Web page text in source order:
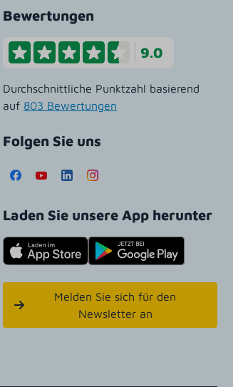
Bewertungen
9.0
Durchschnittliche Punktzahl basierend
auf 803 Bewertungen
Folgen Sie uns
Laden Sie unsere App herunter
Melden Sie sich für den
Newsletter an